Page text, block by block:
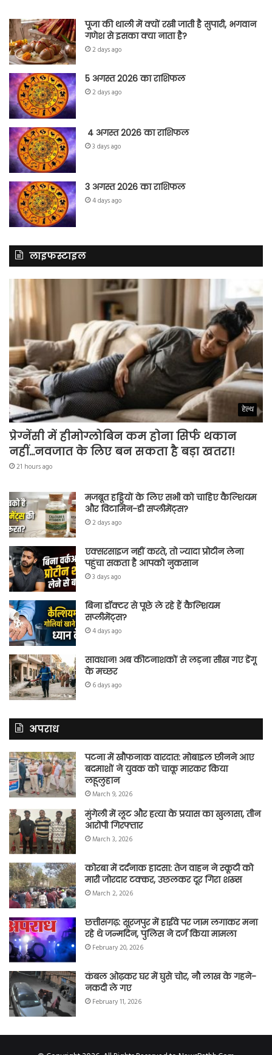
पूजा की थाली में क्यों रखी जाती है सुपारी, भगवान
गणेश से इसका क्या नाता है?
2 days ago
5 अगस्त 2026 का राशिफल
2 days ago
4 अगस्त 2026 का राशिफल
3 days ago
3 अगस्त 2026 का राशिफल
4 days ago
लाइफस्टाइल
हेल्थ
प्रेग्नेंसी में हीमोग्लोबिन कम होना सिर्फ थकान
नहीं…नवजात के लिए बन सकता है बड़ा खतरा!
21 hours ago
मजबूत हड्डियों के लिए सभी को चाहिए कैल्शियम
और विटामिन-डी सप्लीमेंट्स?
2 days ago
एक्सरसाइज नहीं करते, तो ज्यादा प्रोटीन लेना
पहुंचा सकता है आपको नुकसान
3 days ago
बिना डॉक्टर से पूछे ले रहे हैं कैल्शियम
सप्लीमेंट्स?
4 days ago
सावधान! अब कीटनाशकों से लड़ना सीख गए डेंगू
के मच्छर
6 days ago
अपराध
पटना में खौफनाक वारदात: मोबाइल छीनने आए
बदमाशों ने युवक को चाकू मारकर किया
लहूलुहान
March 9, 2026
मुंगेली में लूट और हत्या के प्रयास का खुलासा, तीन
आरोपी गिरफ्तार
March 3, 2026
कोरबा में दर्दनाक हादसा: तेज वाहन ने स्कूटी को
मारी जोरदार टक्कर, उछलकर दूर गिरा शख्स
March 2, 2026
छत्तीसगढ़: सूरजपुर में हाईवे पर जाम लगाकर मना
रहे थे जन्मदिन, पुलिस ने दर्ज किया मामला
February 20, 2026
कंबल ओढ़कर घर में घुसे चोर, नौ लाख के गहने-
नकदी ले गए
February 11, 2026